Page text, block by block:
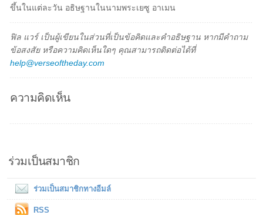
ขึ้นในแต่ละวัน อธิษฐานในนามพระเยซู อาเมน
ฟิล แวร์ เป็นผู้เขียนในส่วนที่เป็นข้อคิดและคำอธิษฐาน หากมีคำถาม
ข้อสงสัย หรือความคิดเห็นใดๆ คุณสามารถติดต่อได้ที่
help@verseoftheday.com
ความคิดเห็น
ร่วมเป็นสมาชิก
ร่วมเป็นสมาชิกทางอีมล์
RSS